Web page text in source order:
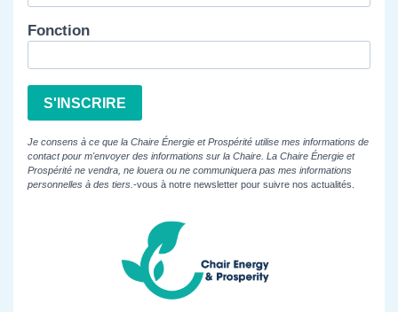
Fonction
S'INSCRIRE
Je consens à ce que la Chaire Énergie et Prospérité utilise mes informations de
contact pour m'envoyer des informations sur la Chaire. La Chaire Énergie et
Prospérité ne vendra, ne louera ou ne communiquera pas mes informations
personnelles à des tiers. -vous à notre newsletter pour suivre nos actualités.